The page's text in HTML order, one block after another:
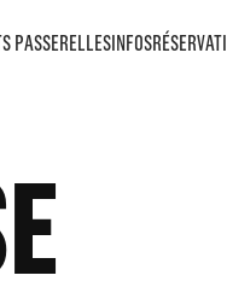
PASSERELLESINFOS